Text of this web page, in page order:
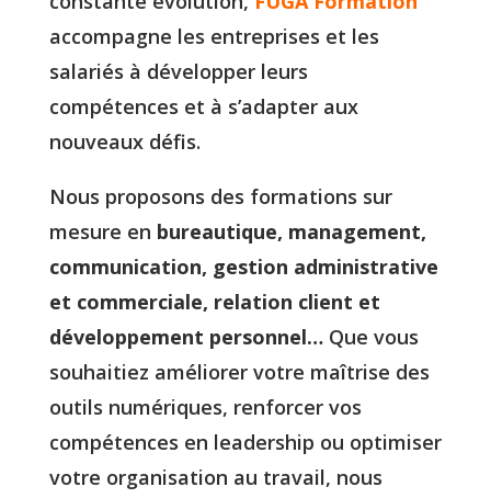
accompagne les entreprises et les
salariés à développer leurs
compétences et à s’adapter aux
nouveaux défis.
Nous proposons des formations sur
mesure en bureautique, management,
communication, gestion administrative
et commerciale, relation client et
développement personnel…Que vous
souhaitiez améliorer votre maîtrise des
outils numériques, renforcer vos
compétences en leadership ou optimiser
votre organisation au travail, nous